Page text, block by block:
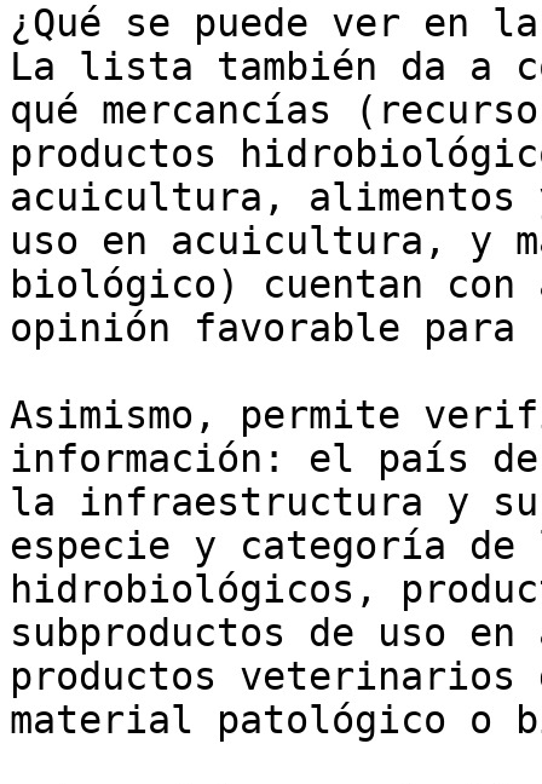
¿Qué se puede ver en
La lista también da a
qué mercancías
productos
acuicultura, alimentos
uso en acuicultura, y
biológico) cuentan
opinión favorable
Asimismo, permite
información: el país de
la infraestructura y
especie y categoría de
hidrobiológicos,
subproductos de uso
productos veterinarios
material patológico o